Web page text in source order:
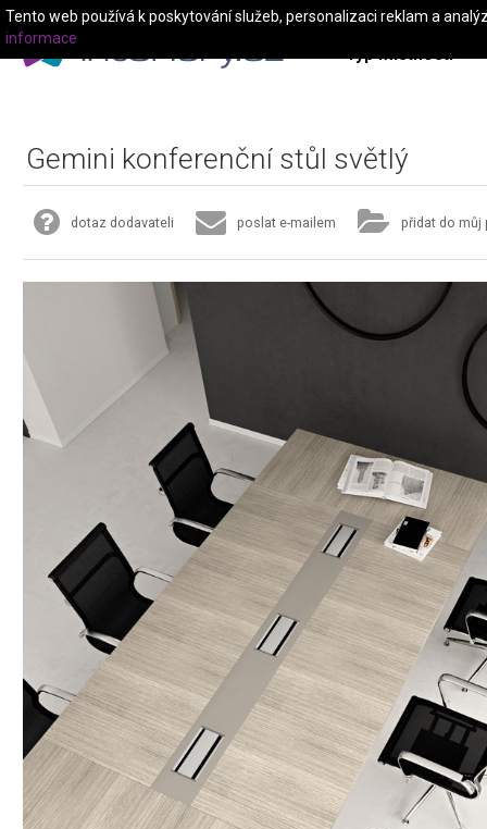
Typ místnosti
Gemini konferenční stůl světlý
dotaz dodavateli poslat e-mailem přidat do můj
Tento web používá k poskytování služeb, personalizaci reklam a
informace